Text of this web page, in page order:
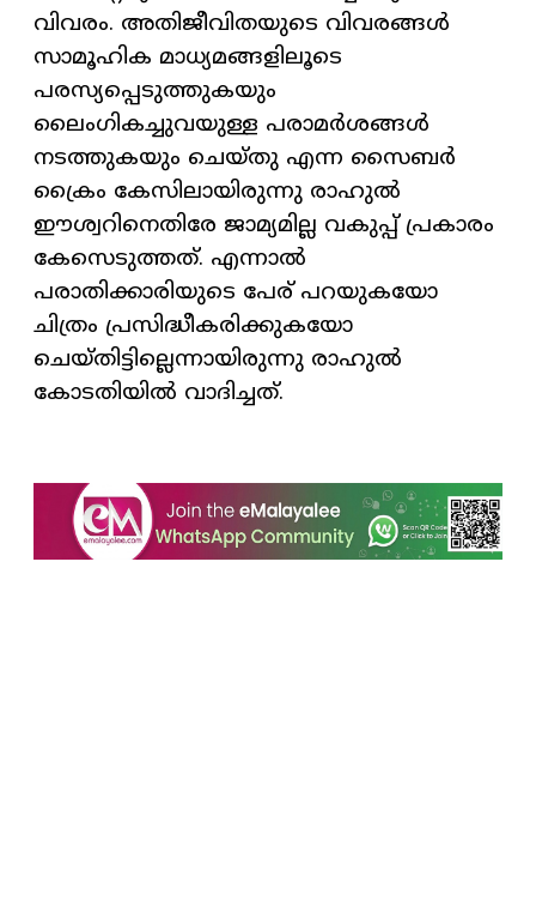
വിവരം. അതിജീവിതയുടെ വിവരങ്ങൾ
സാമൂഹിക മാധ്യമങ്ങളിലൂടെ
പരസ്യപ്പെടുത്തുകയും
ലൈംഗികച്ചുവയുള്ള പരാമർശങ്ങൾ
നടത്തുകയും ചെയ്തു എന്ന സൈബർ
ക്രൈം കേസിലായിരുന്നു രാഹുൽ
ഈശ്വറിനെതിരേ ജാമ‍്യമില്ല വകുപ്പ് പ്രകാരം
കേസെടുത്തത്. എന്നാൽ‌
പരാതിക്കാരിയുടെ പേര് പറയുകയോ
ചിത്രം പ്രസിദ്ധീകരിക്കുകയോ
ചെയ്തിട്ടില്ലെന്നായിരുന്നു രാഹുൽ
കോടതിയിൽ വാദിച്ചത്.